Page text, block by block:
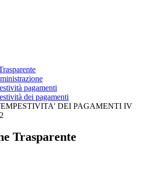
pagamenti
dei pagamenti
DEI PAGAMENTI IV
Trasparente